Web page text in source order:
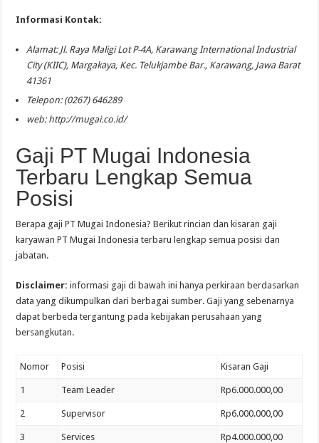
Informasi Kontak:
Alamat: Jl. Raya Maligi Lot P-4A, Karawang International Industrial
City (KIIC), Margakaya, Kec. Telukjambe Bar., Karawang, Jawa Barat
41361
Telepon: (0267) 646289
web: http://mugai.co.id/
Gaji PT Mugai Indonesia
Terbaru Lengkap Semua
Posisi
Berapa gaji PT Mugai Indonesia? Berikut rincian dan kisaran gaji
karyawan PT Mugai Indonesia terbaru lengkap semua posisi dan
jabatan.
Disclaimer: informasi gaji di bawah ini hanya perkiraan berdasarkan
data yang dikumpulkan dari berbagai sumber. Gaji yang sebenarnya
dapat berbeda tergantung pada kebijakan perusahaan yang
bersangkutan.
Nomor Posisi Kisaran Gaji
1 Team Leader Rp6.000.000,00
2 Supervisor Rp6.000.000,00
3 Services Rp4.000.000,00